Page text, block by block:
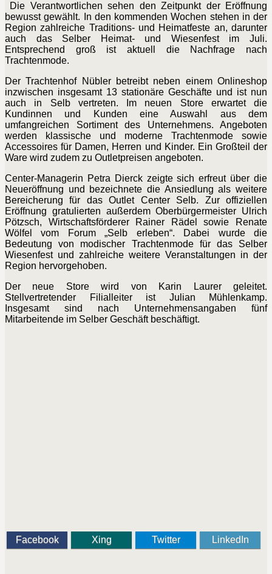
Die Verantwortlichen sehen den Zeitpunkt der Eröffnung
bewusst gewählt. In den kommenden Wochen stehen in der
Region zahlreiche Traditions- und Heimatfeste an, darunter
auch das Selber Heimat- und Wiesenfest im Juli.
Entsprechend groß ist aktuell die Nachfrage nach
Trachtenmode.
Der Trachtenhof Nübler betreibt neben einem Onlineshop
inzwischen insgesamt 13 stationäre Geschäfte und ist nun
auch in Selb vertreten. Im neuen Store erwartet die
Kundinnen und
Kunden eine Auswahl aus dem
umfangreichen Sortiment des Unternehmens. Angeboten
werden klassische und moderne Trachtenmode sowie
Accessoires für Damen, Herren und Kinder. Ein Großteil der
Ware wird zudem zu Outletpreisen angeboten.
Center-Managerin Petra Dierck zeigte sich erfreut über die
Neueröffnung und bezeichnete die Ansiedlung als weitere
Bereicherung für das Outlet Center Selb. Zur offiziellen
Eröffnung gratulierten außerdem Oberbürgermeister Ulrich
Pötzsch, Wirtschaftsförderer Rainer Rädel sowie Renate
Wölfel vom Forum „Selb erleben“. Dabei wurde die
Bedeutung von modischer Trachtenmode für das Selber
Wiesenfest und zahlreiche weitere Veranstaltungen in der
Region hervorgehoben.
Der neue Store wird von Karin Laurer geleitet.
Stellvertretender Filialleiter ist Julian Mühlenkamp.
Insgesamt sind nach Unternehmensangaben fünf
Mitarbeitende im Selber Geschäft beschäftigt.
Facebook Xing Twitter LinkedIn